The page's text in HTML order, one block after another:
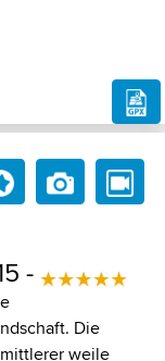
-
Die
weile